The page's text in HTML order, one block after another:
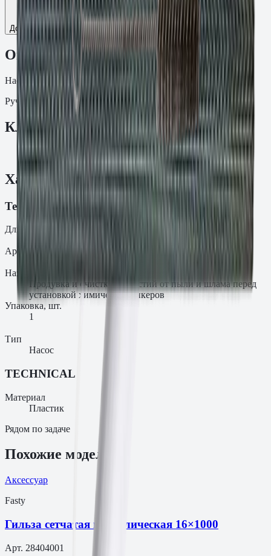
Добавить к сравнению
Описание
Насосы
Ручной насос длиной 280 мм для очистки отверстий.
Ключевые преимущества
✓Длина: 280 мм
Характеристики
Технические характеристики
Длина
Артикул
Назначение
Продувка и очистка отверстий от пыли и шлама перед
установкой химических анкеров
Упаковка, шт.
1
Тип
Насос
TECHNICAL
Материал
Пластик
Рядом по задаче
Похожие модели
Аксессуар
Fasty
Гильза сетчатая металлическая 16×1000
Арт. 28404001